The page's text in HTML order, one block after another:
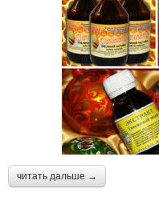
читать дальше →